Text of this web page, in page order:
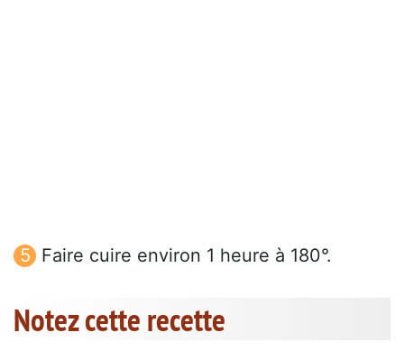
Faire cuire environ 1 heure à 180°.
Notez cette recette